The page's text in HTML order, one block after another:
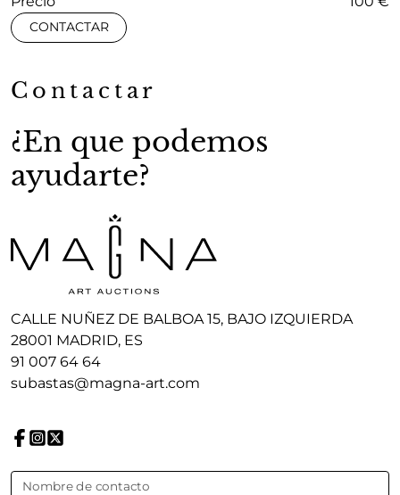
CONTACTAR
Contactar
¿En que podemos
ayudarte?
CALLE NUÑEZ DE BALBOA 15, BAJO IZQUIERDA
28001 MADRID, ES
91 007 64 64
subastas@magna-art.com
Nombre de contacto